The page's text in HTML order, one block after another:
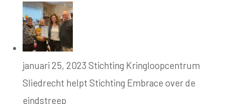
januari 25, 2023 Stichting Kringloopcentrum
Sliedrecht helpt Stichting Embrace over de
eindstreep